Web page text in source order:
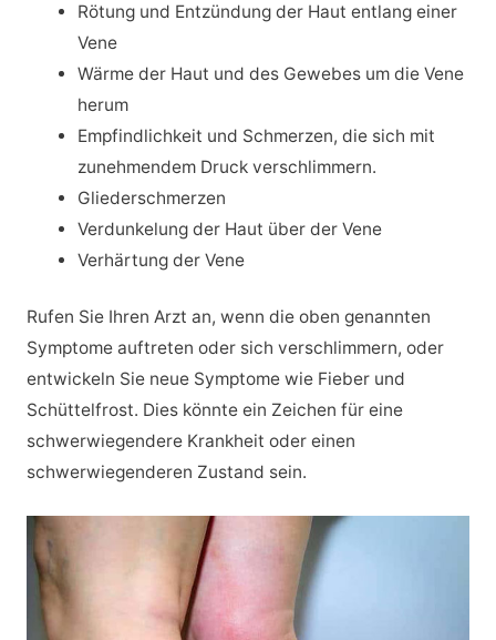
Rötung und Entzündung der Haut entlang einer
Vene
Wärme der Haut und des Gewebes um die Vene
herum
Empfindlichkeit und Schmerzen, die sich mit
zunehmendem Druck verschlimmern.
Gliederschmerzen
Verdunkelung der Haut über der Vene
Verhärtung der Vene
Rufen Sie Ihren Arzt an, wenn die oben genannten
Symptome auftreten oder sich verschlimmern, oder
entwickeln Sie neue Symptome wie Fieber und
Schüttelfrost. Dies könnte ein Zeichen für eine
schwerwiegendere Krankheit oder einen
schwerwiegenderen Zustand sein.